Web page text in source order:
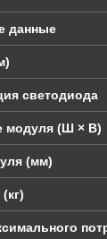
данные
светодиода
модуля (Ш × В)
(мм)